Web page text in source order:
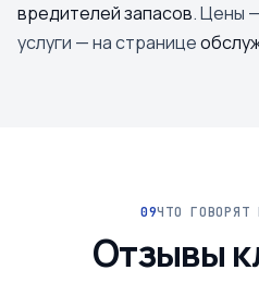
вредителей запасов. Цены
услуги — на странице
ЧТО ГОВОРЯТ
Отзывы